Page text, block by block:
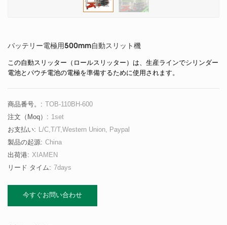
バッテリー電極用500mm自動スリット機
この自動スリッター（ロールスリッター）は、生産ラインでシリンダー
電池とパウチ電池の電極を準備するために使用されます。
商品番号。: TOB-110BH-600
注文（moq）: 1set
お支払い: L/C,T/T,Western Union, Paypal
製品の起源: China
出荷港: XIAMEN
リード タイム: 7days
今すぐお問い合わせ